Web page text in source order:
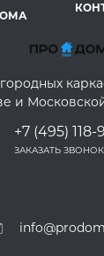
и
+7 (495) 118-
ЗАКАЗАТЬ ЗВОНОК